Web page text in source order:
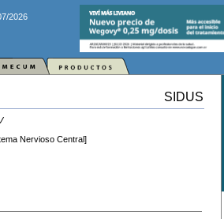
2026
SIDUS
Nervioso Central]